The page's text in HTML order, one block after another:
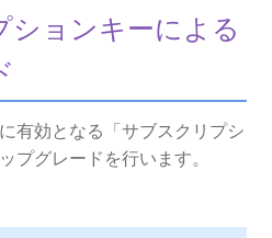
ションキーによる
有効となる「サブスクリプシ
プグレードを行います。